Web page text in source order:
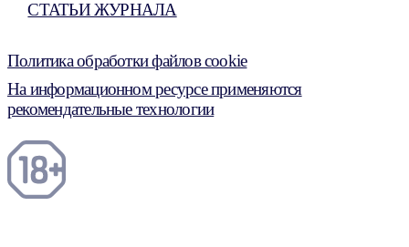
СТАТЬИ ЖУРНАЛА
Политика обработки файлов cookie
На информационном ресурсе применяются
рекомендательные технологии